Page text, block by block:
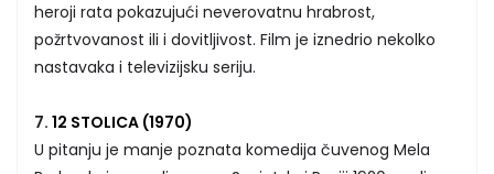
heroji rata pokazujući neverovatnu hrabrost,
požrtvovanost ili i dovitljivost. Film je iznedrio nekolko
nastavaka i televizijsku seriju.
7. 12 STOLICA (1970)
U pitanju je manje poznata komedija čuvenog Mela